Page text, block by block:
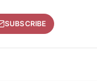
SUBSCRIBE